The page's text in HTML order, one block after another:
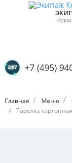
+7 (495)
Главная Меню
Тарелка